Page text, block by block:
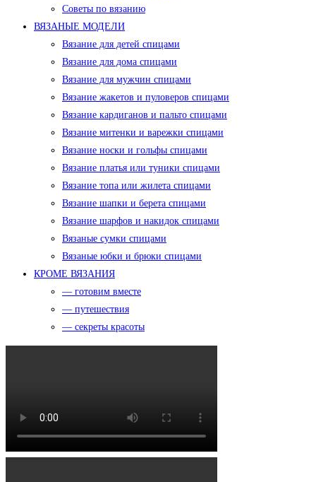
Советы по вязанию
ВЯЗАНЫЕ МОДЕЛИ
Вязание для детей спицами
Вязание для дома спицами
Вязание для мужчин спицами
Вязание жакетов и пуловеров спицами
Вязание кардиганов и пальто спицами
Вязание митенки и варежки спицами
Вязание носки и гольфы спицами
Вязание платья или туники спицами
Вязание топа или жилета спицами
Вязание шапки и берета спицами
Вязание шарфов и накидок спицами
Вязаные сумки спицами
Вязаные юбки и брюки спицами
КРОМЕ ВЯЗАНИЯ
— готовим вместе
— путешествия
— секреты красоты